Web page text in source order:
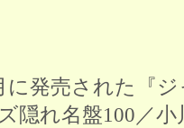
発売された『
隠れ名盤100／小